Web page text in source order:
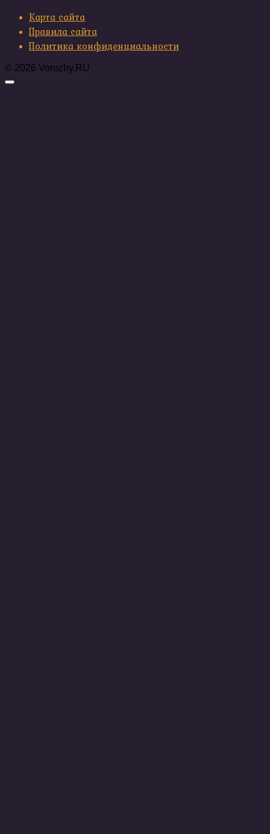
Карта сайта
Правила сайта
Политика конфиденциальности
© 2026 Vorozhy.RU